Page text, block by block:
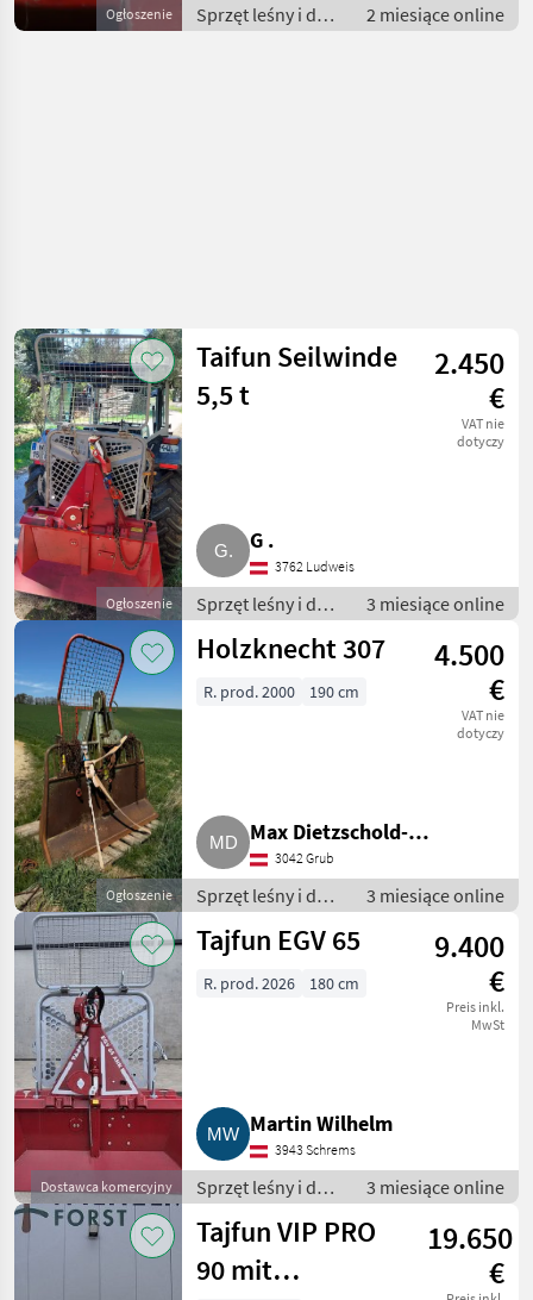
Ogłoszenie
Sprzęt leśny i do
obróbki drewna /
2 miesiące online
Ogłoszenie
Taifun Seilwinde
5,5 t
2.450
€
VAT nie
dotyczy
G .
3762 Ludweis
Sprzęt leśny i do
obróbki drewna /
Wciągarki linowe
3 miesiące online
Ogłoszenie
Holzknecht 307
4.500
€
VAT nie
dotyczy
R. prod. 2000 190 cm
Max Dietzschold-
Bojakovsky
3042 Grub
Sprzęt leśny i do
obróbki drewna /
Wciągarki linowe
3 miesiące online
Dostawca komercyjny
Tajfun EGV 65
9.400
€
Preis inkl.
MwSt
R. prod. 2026 180 cm
Martin Wilhelm
3943 Schrems
Sprzęt leśny i do
obróbki drewna /
Wciągarki linowe
3 miesiące online
Tajfun VIP PRO
90 mit
19.650
€